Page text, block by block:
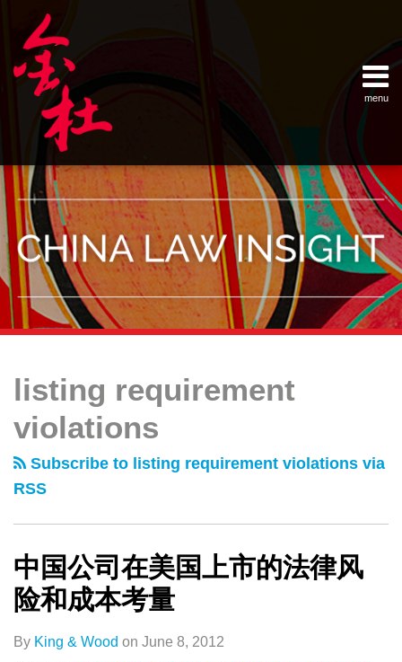
content
menu
Home
- 关于
金杜
Services
- 专业领
域
Contact
- 联系
我们
English
Example Link
China Banking Regulatory
China Insurance Regulatory
China Securities Regulatory
General Administration of Customs
Ministry of Commerce
National Development and Reform
Pacific Rim Advisory Council
State Administration for Industry &
State Administration of Foreign
Supreme People’s Court
World Law Group
RSS
LinkedIn
Weibo
listing requirement
violations
Subscribe to listing requirement violations via
RSS
中国公司在美国上市的法律风
险和成本考量
By King & Wood on June 8, 2012
司
美
国
上
的
风
司
美
国
上
的
风